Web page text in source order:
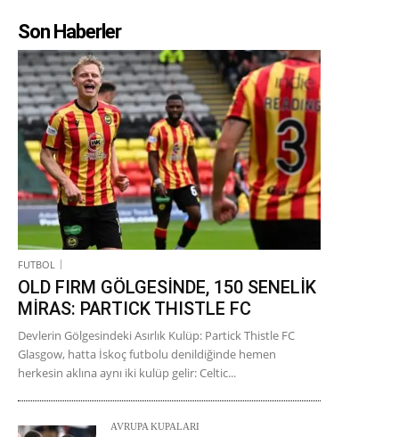
Son Haberler
FUTBOL
OLD FIRM GÖLGESİNDE, 150 SENELİK
MİRAS: PARTICK THISTLE FC
Devlerin Gölgesindeki Asırlık Kulüp: Partick Thistle FC
Glasgow, hatta İskoç futbolu denildiğinde hemen
herkesin aklına aynı iki kulüp gelir: Celtic...
AVRUPA KUPALARI